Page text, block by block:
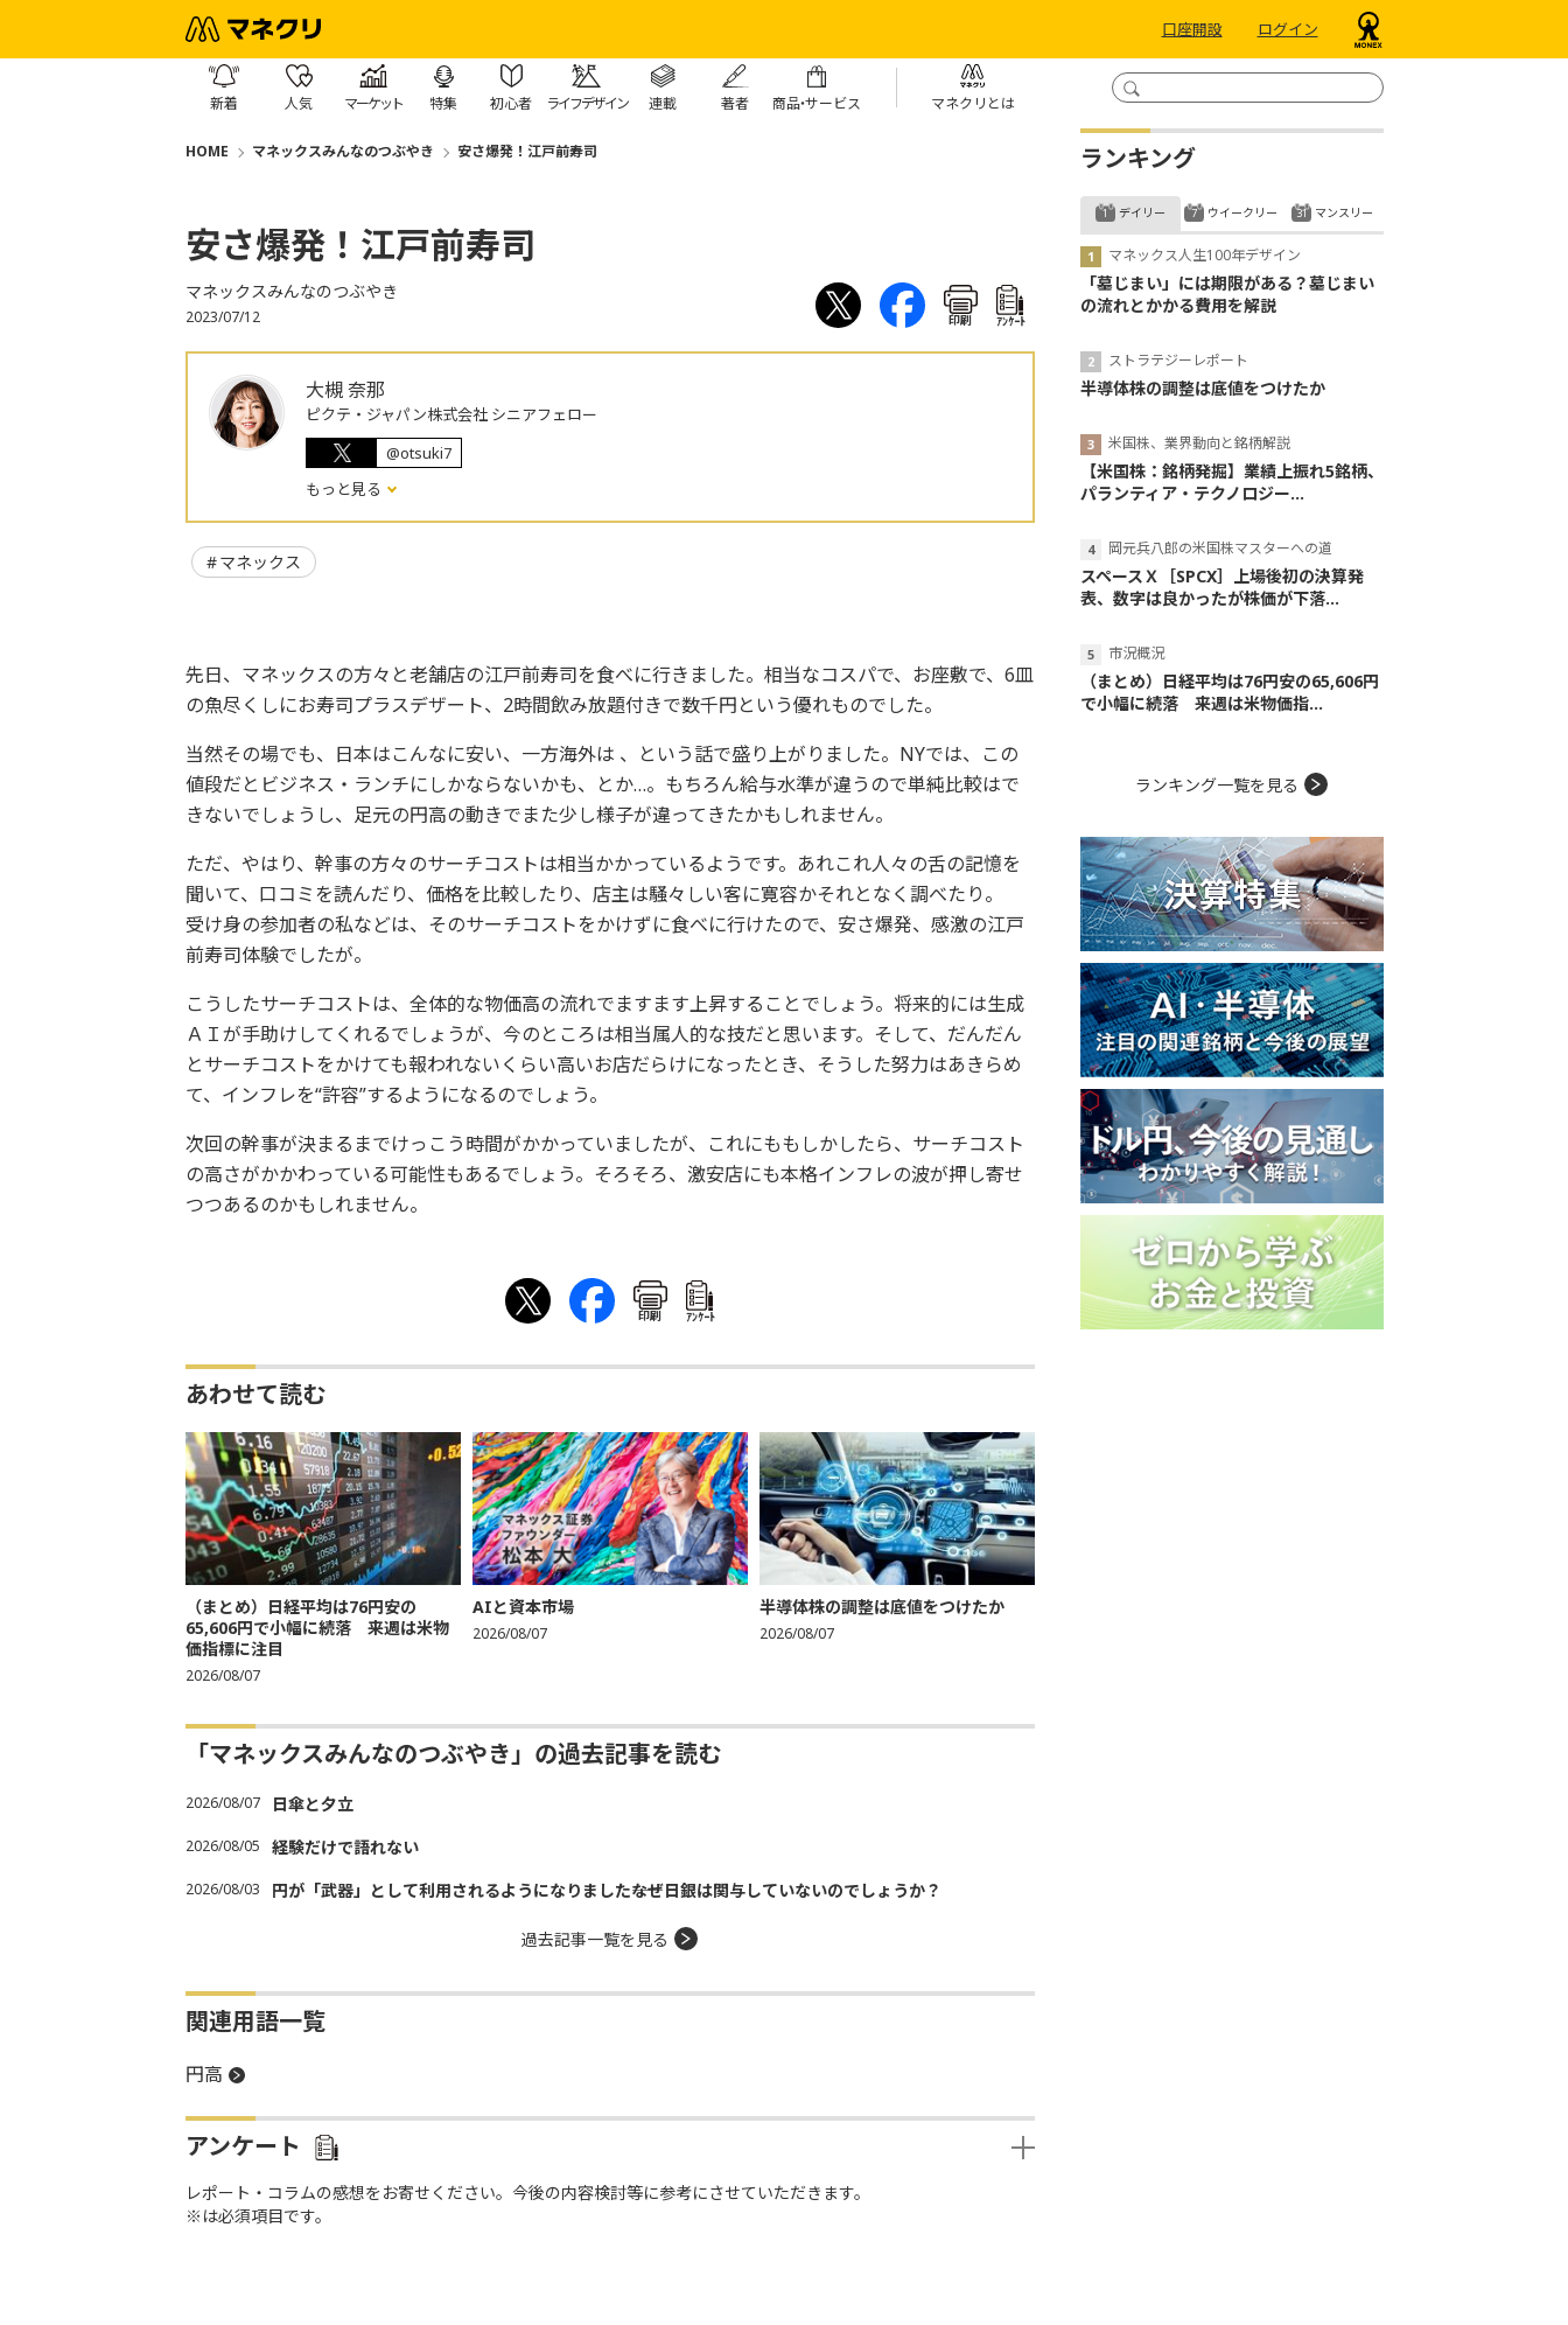
口座開設 ログイン
新着 人気 マーケット 特集 初心者 ライフデザイン 連載 著者 商品・サービス マネクリとは
HOME マネックスみんなのつぶやき 安さ爆発！江戸前寿司
安さ爆発！江戸前寿司
マネックスみんなのつぶやき
2023/07/12 印刷 ｱﾝｹｰﾄ
大槻 奈那
ピクテ・ジャパン株式会社 シニアフェロー
@otsuki7
もっと見る
マネックス
先日、マネックスの方々と老舗店の江戸前寿司を食べに行きました。相当なコスパで、お座敷で、6皿
の魚尽くしにお寿司プラスデザート、2時間飲み放題付きで数千円という優れものでした。
当然その場でも、日本はこんなに安い、一方海外は 、という話で盛り上がりました。NYでは、この
値段だとビジネス・ランチにしかならないかも、とか…。もちろん給与水準が違うので単純比較はで
きないでしょうし、足元の円高の動きでまた少し様子が違ってきたかもしれません。
ただ、やはり、幹事の方々のサーチコストは相当かかっているようです。あれこれ人々の舌の記憶を
聞いて、口コミを読んだり、価格を比較したり、店主は騒々しい客に寛容かそれとなく調べたり。
受け身の参加者の私などは、そのサーチコストをかけずに食べに行けたので、安さ爆発、感激の江戸
前寿司体験でしたが。
こうしたサーチコストは、全体的な物価高の流れでますます上昇することでしょう。将来的には生成
ＡＩが手助けしてくれるでしょうが、今のところは相当属人的な技だと思います。そして、だんだん
とサーチコストをかけても報われないくらい高いお店だらけになったとき、そうした努力はあきらめ
て、インフレを“許容”するようになるのでしょう。
次回の幹事が決まるまでけっこう時間がかかっていましたが、これにももしかしたら、サーチコスト
の高さがかかわっている可能性もあるでしょう。そろそろ、激安店にも本格インフレの波が押し寄せ
つつあるのかもしれません。
印刷 ｱﾝｹｰﾄ
あわせて読む
（まとめ）日経平均は76円安の
65,606円で小幅に続落 来週は米物
価指標に注目
2026/08/07
AIと資本市場
2026/08/07
半導体株の調整は底値をつけたか
2026/08/07
「マネックスみんなのつぶやき」の過去記事を読む
2026/08/07 日傘と夕立
2026/08/05 経験だけで語れない
2026/08/03 円が「武器」として利用されるようになりました――なぜ日銀は関与していないのでしょうか？
過去記事一覧を見る
関連用語一覧
円高
アンケート
レポート・コラムの感想をお寄せください。今後の内容検討等に参考にさせていただきます。
※は必須項目です。
ランキング
デイリー
マネックス人生100年デザイン
「墓じまい」には期限がある？墓じまい
の流れとかかる費用を解説
ストラテジーレポート
半導体株の調整は底値をつけたか
米国株、業界動向と銘柄解説
【米国株：銘柄発掘】業績上振れ5銘柄、
パランティア・テクノロジー...
岡元兵八郎の米国株マスターへの道
スペースＸ［SPCX］上場後初の決算発
表、数字は良かったが株価が下落...
市況概況
（まとめ）日経平均は76円安の65,606円
で小幅に続落 来週は米物価指...
ウイークリー マンスリー
ランキング一覧を見る